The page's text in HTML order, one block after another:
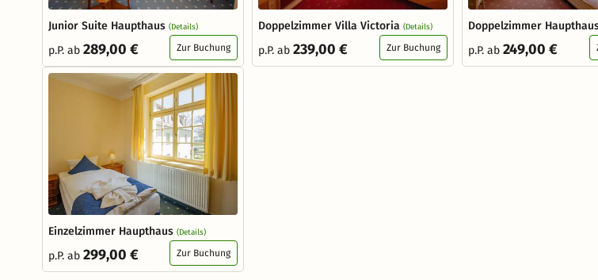
Junior Suite Haupthaus (Details)
p.P. ab 289,00 € Zur Buchung
Doppelzimmer Villa Victoria (Details)
p.P. ab 239,00 € Zur Buchung
Doppelzimmer
p.P. ab 249,00 €
Einzelzimmer Haupthaus (Details)
p.P. ab 299,00 € Zur Buchung